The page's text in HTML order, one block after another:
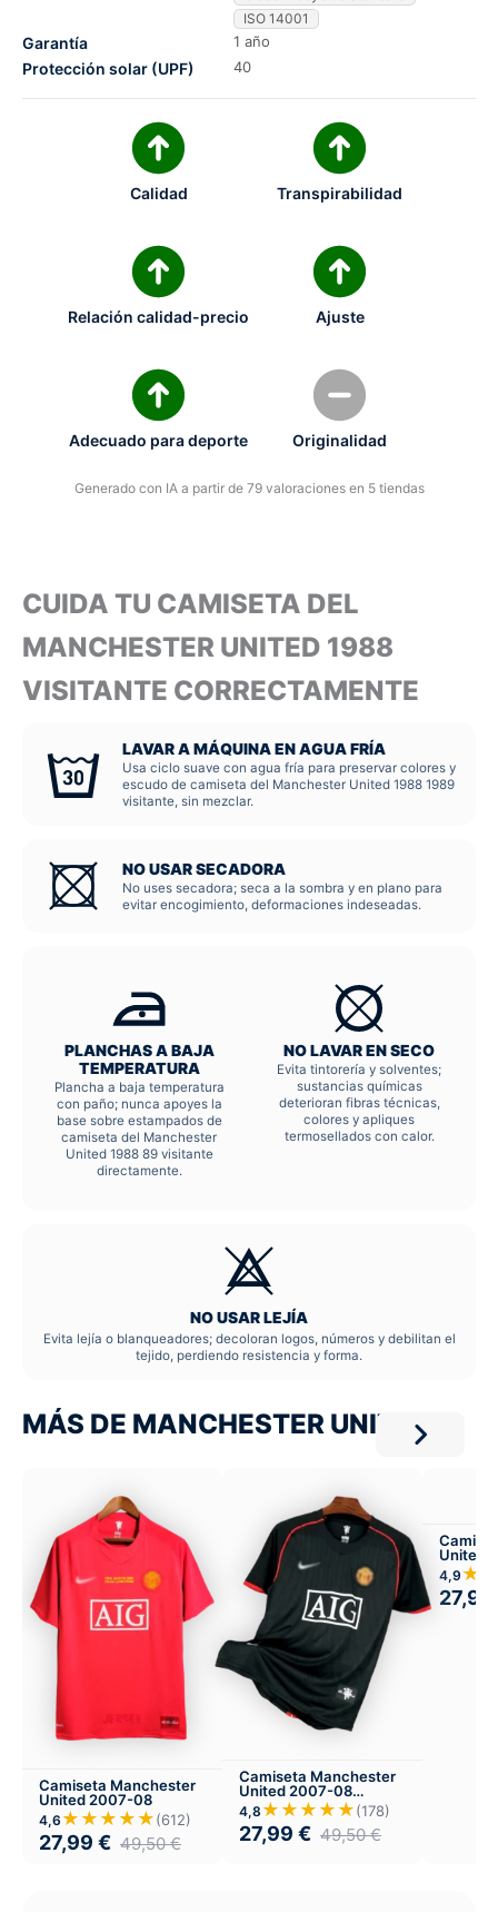
ISO 14001
Garantía 1 año
Protección solar (UPF) 40
Calidad Transpirabilidad
Relación calidad-precio Ajuste
Adecuado para deporte Originalidad
Generado con IA a partir de 79 valoraciones en 5 tiendas
CUIDA TU CAMISETA DEL
MANCHESTER UNITED 1988
VISITANTE CORRECTAMENTE
LAVAR A MÁQUINA EN AGUA FRÍA
Usa ciclo suave con agua fría para preservar colores y
escudo de camiseta del Manchester United 1988 1989
visitante, sin mezclar.
NO USAR SECADORA
No uses secadora; seca a la sombra y en plano para
evitar encogimiento, deformaciones indeseadas.
PLANCHAS A BAJA
TEMPERATURA
Plancha a baja temperatura
con paño; nunca apoyes la
base sobre estampados de
camiseta del Manchester
United 1988 89 visitante
directamente.
NO LAVAR EN SECO
Evita tintorería y solventes;
sustancias químicas
deterioran fibras técnicas,
colores y apliques
termosellados con calor.
NO USAR LEJÍA
Evita lejía o blanqueadores; decoloran logos, números y debilitan el
tejido, perdiendo resistencia y forma.
MÁS DE MANCHESTER UNITED
Camiseta Manchester
United 2007-08
4,6 ★★★★★(612)
27,99 € 49,50€
Camiseta Manchester
United 2007-08
Visitante
4,8 ★★★★★(178)
27,99 € 49,50€
United
4,9
27,99